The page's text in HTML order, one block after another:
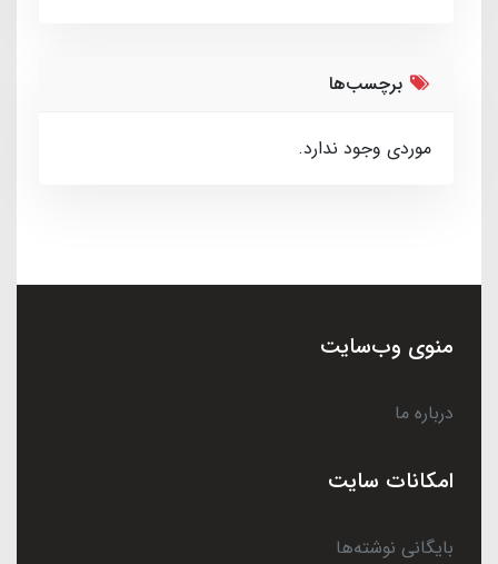
برچسب‌ها
موردی وجود ندارد.
منوی وب‌سایت
درباره ما
امکانات سایت
بایگانی نوشته‌ها